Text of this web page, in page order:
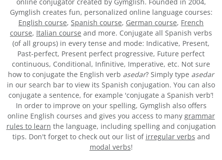
online conjugator created by Gymglish. Founded in 2004,
Gymglish creates fun, personalized online language courses:
English course, Spanish course, German course, French
course, Italian course and more. Conjugate all Spanish verbs
(of all groups) in every tense and mode: Indicative, Present,
Past-perfect, Present perfect progressive, Future perfect
continuous, Conditional, Infinitive, Imperative, etc. Not sure
how to conjugate the English verb asedar? Simply type asedar
in our search bar to view its Spanish conjugation. You can also
conjugate a sentence, for example 'conjugate a Spanish verb’!
In order to improve on your spelling, Gymglish also offers
online English courses and gives you access to many grammar
rules to learn the language, including spelling and conjugation
tips. Don't forget to check out our list of irregular verbs and
modal verbs!